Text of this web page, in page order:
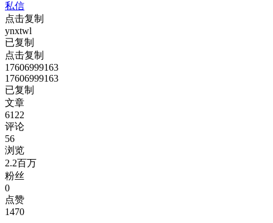
私信
点击复制
ynxtwl
已复制
点击复制
17606999163
17606999163
已复制
文章
6122
评论
56
浏览
2.2百万
粉丝
0
点赞
1470